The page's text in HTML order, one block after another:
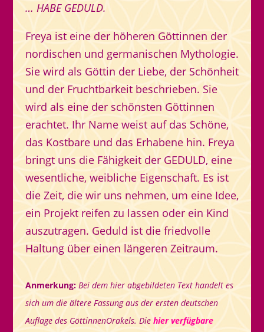
… HABE GEDULD.
Freya ist eine der höheren Göttinnen der
nordischen und germanischen Mythologie.
Sie wird als Göttin der Liebe, der Schönheit
und der Fruchtbarkeit beschrieben. Sie
wird als eine der schönsten Göttinnen
erachtet. Ihr Name weist auf das Schöne,
das Kostbare und das Erhabene hin. Freya
bringt uns die Fähigkeit der GEDULD, eine
wesentliche, weibliche Eigenschaft. Es ist
die Zeit, die wir uns nehmen, um eine Idee,
ein Projekt reifen zu lassen oder ein Kind
auszutragen. Geduld ist die friedvolle
Haltung über einen längeren Zeitraum.
Anmerkung: Bei dem hier abgebildeten Text handelt es
sich um die ältere Fassung aus der ersten deutschen
Auflage des GöttinnenOrakels. Die hier verfügbare